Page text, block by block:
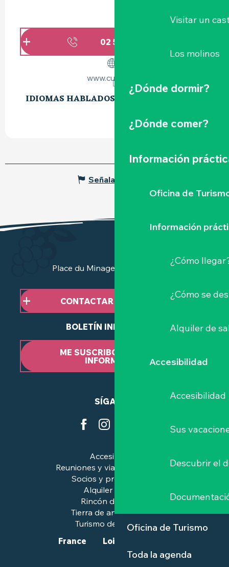
Visitar un
Los molinos
¿Dónde dormir?
¿Dónde comer?
Información
Oficina de
Información
¿Cómo
¿Cómo se
Alquiler de
Accesibilidad
Accesibilidad
Sus
Descubrir el
Oficina de Turismo
Toda la agenda
02 51 43 70
www.cugand.fr
IDIOMAS HABLADOS
IDIOMAS HABLADOS
Señalar un error
Place du Minage - 44190 Clisson
CONTACTAR CON NOSOTROS
BOLETÍN INFORMATIVO
ME SUSCRIBO AL BOLETÍN
INFORMATIVO
SÍGANOS
Accesibilidad
Reuniones y viajes de negocios
Socios y profesionales
Alquiler de salas
Rincón de prensa
Tierra de arte e historia
Turismo de calidad™.
France
Loire-Atlantique